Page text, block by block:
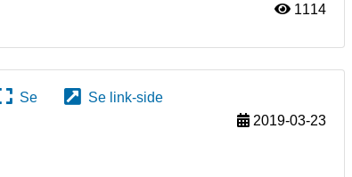
1114
Se
Se link-side
2019-03-23